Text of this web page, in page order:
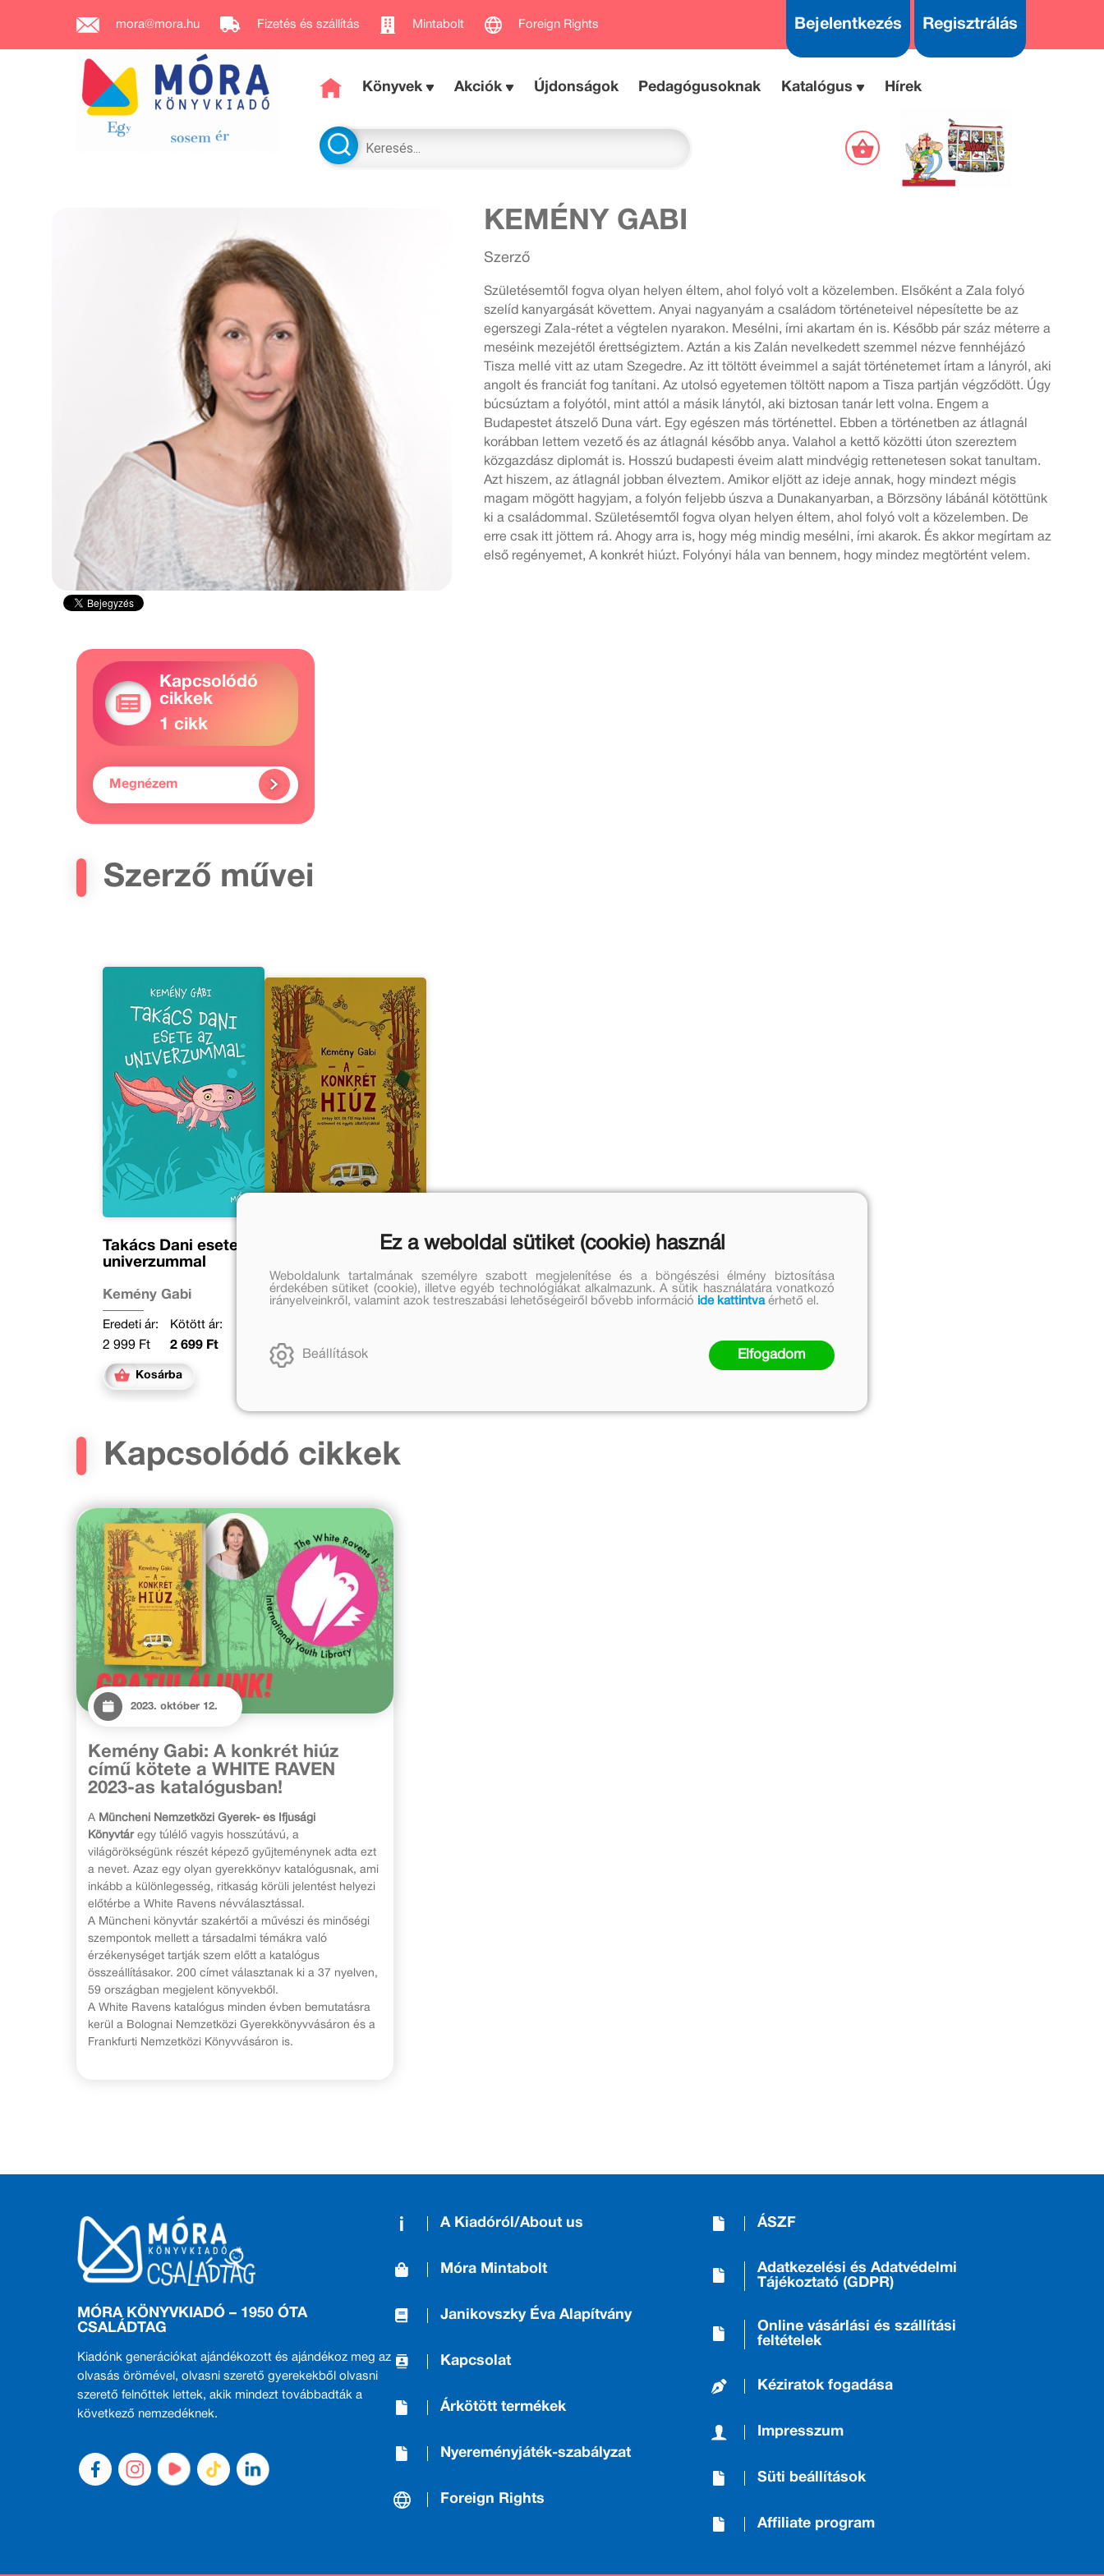
mora@mora.hu Fizetés és szállítás Mintabolt Foreign Rights Bejelentkezés Regisztrálás
Könyvek Akciók Újdonságok Pedagógusoknak Katalógus Hírek
KEMÉNY GABI
Szerző
Születésemtől fogva olyan helyen éltem, ahol folyó volt a közelemben. Elsőként a Zala folyó
szelíd kanyargását követtem. Anyai nagyanyám a családom történeteivel népesítette be az
egerszegi Zala-rétet a végtelen nyarakon. Mesélni, írni akartam én is. Később pár száz méterre a
meséink mezejétől érettségiztem. Aztán a kis Zalán nevelkedett szemmel nézve fennhéjázó
Tisza mellé vitt az utam Szegedre. Az itt töltött éveimmel a saját történetemet írtam a lányról, aki
angolt és franciát fog tanítani. Az utolsó egyetemen töltött napom a Tisza partján végződött. Úgy
búcsúztam a folyótól, mint attól a másik lánytól, aki biztosan tanár lett volna. Engem a
Budapestet átszelő Duna várt. Egy egészen más történettel. Ebben a történetben az átlagnál
korábban lettem vezető és az átlagnál később anya. Valahol a kettő közötti úton szereztem
közgazdász diplomát is. Hosszú budapesti éveim alatt mindvégig rettenetesen sokat tanultam.
Azt hiszem, az átlagnál jobban élveztem. Amikor eljött az ideje annak, hogy mindezt mégis
magam mögött hagyjam, a folyón feljebb úszva a Dunakanyarban, a Börzsöny lábánál kötöttünk
ki a családommal. Születésemtől fogva olyan helyen éltem, ahol folyó volt a közelemben. De
erre csak itt jöttem rá. Ahogy arra is, hogy még mindig mesélni, írni akarok. És akkor megírtam az
első regényemet, A konkrét hiúzt. Folyónyi hála van bennem, hogy mindez megtörtént velem.
Kapcsolódó
cikkek
1 cikk
Megnézem
Szerző művei
Takács Dani esete az
univerzummal
Kemény Gabi
Eredeti ár:
2 999 Ft
Kötött ár:
2 699 Ft
Kosárba
Kemény Gabi
2 999 Ft
2 459 Ft
Kapcsolódó cikkek
2023. október 12.
Kemény Gabi: A konkrét hiúz
című kötete a WHITE RAVEN
2023-as katalógusban!
A Müncheni Nemzetközi Gyerek- és Ifjúsági
Könyvtáregy túlélő vagyis hosszútávú, a
világörökségünk részét képező gyűjteménynek adta ezt
a nevet. Azaz egy olyan gyerekkönyv katalógusnak, ami
inkább a különlegesség, ritkaság körüli jelentést helyezi
előtérbe a White Ravens névválasztással.
A Müncheni könyvtár szakértői a művészi és minőségi
szempontok mellett a társadalmi témákra való
érzékenységet tartják szem előtt a katalógus
összeállításakor. 200 címet választanak ki a 37 nyelven,
59 országban megjelent könyvekből.
A White Ravens katalógus minden évben bemutatásra
kerül a Bolognai Nemzetközi Gyerekkönyvvásáron és a
Frankfurti Nemzetközi Könyvvásáron is.
MÓRA KÖNYVKIADÓ – 1950 ÓTA
CSALÁDTAG
Kiadónk generációkat ajándékozott és ajándékoz meg az
olvasás örömével, olvasni szerető gyerekekből olvasni
szerető felnőttek lettek, akik mindezt továbbadták a
következő nemzedéknek.
A Kiadóról/About us
Móra Mintabolt
Janikovszky Éva Alapítvány
Kapcsolat
Árkötött termékek
Nyereményjáték-szabályzat
Foreign Rights
ÁSZF
Adatkezelési és Adatvédelmi
Tájékoztató (GDPR)
Online vásárlási és szállítási
feltételek
Kéziratok fogadása
Impresszum
Süti beállítások
Affiliate program
Ez a weboldal sütiket (cookie) használ
Weboldalunk tartalmának személyre szabott megjelenítése és a böngészési élmény biztosítása
érdekében sütiket (cookie), illetve egyéb technológiákat alkalmazunk. A sütik használatára vonatkozó
irányelveinkről, valamint azok testreszabási lehetőségeiről bővebb információ ide kattintvaérhető el.
Beállítások Elfogadom